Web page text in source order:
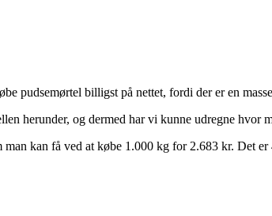
pudsemørtel billigst på nettet, fordi der er en
herunder, og dermed har vi kunne udregne
kan få ved at købe 1.000 kg for 2.683 kr. Det